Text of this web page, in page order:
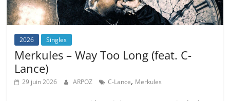
2026 Singles
Merkules – Way Too Long (feat. C-
Lance)
29 juin 2026 ARPOZ C-Lance, Merkules